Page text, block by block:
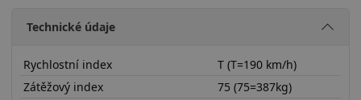
Technické údaje
Rychlostní index
T (T=190 km/h)
Zátěžový index
75 (75=387kg)